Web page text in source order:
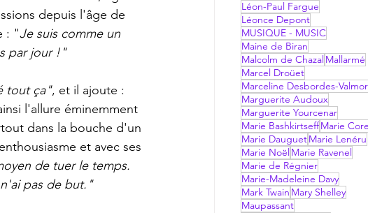
depuis l'âge de
: "Je suis comme un
par jour !"
tout ça", et il ajoute :
l'allure éminemment
dans la bouche d'un
et avec ses
de tuer le temps.
pas de but."
Léon-Paul Fargue
Léonce Depont
MUSIQUE - MUSIC
Maine de Biran
Malcolm de Chazal Mallarmé
Marcel Droüet
Marceline Desbordes-
Marguerite Audoux
Marguerite Yourcenar
Marie BashkirtseffMarie
Marie DauguetMarie Lenéru
Marie Noël Marie Ravenel
Marie de Régnier
Marie-Madeleine Davy
Mark Twain Mary Shelley
Maupassant